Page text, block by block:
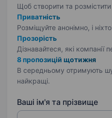
Щоб створити та
Приватність
Розміщуйте анонімно, і
Прозорість
Дізнавайтеся, які
8 пропозицій щотижня
В середньому отримують
найкращі.
Ваші ім'я та прізвище